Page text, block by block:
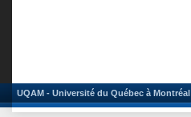
UQAM - Université du Québec à Montréal